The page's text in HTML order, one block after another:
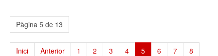
Pàgina 5 de 13
Inici Anterior 1 2 3 4 5 6 7 8